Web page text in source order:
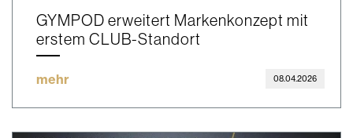
GYMPOD erweitert Markenkonzept mit
erstem CLUB-Standort
mehr 08.04.2026